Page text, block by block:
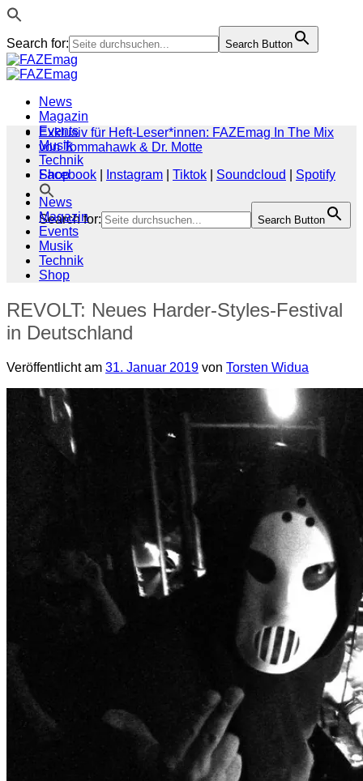
Search for: Search Button
Zum
Inhalt
News
Magazin
Events
Musik
Technik
Shop
Search for: Search Button
Exklusiv für Heft-Leser*innen: FAZEmag In The Mix
von Tommahawk & Dr. Motte
Facebook
Instagram Tiktok Soundcloud
Spotify
News
Magazin
Events
Musik
Technik
Shop
REVOLT: Neues Harder-Styles-Festival
in Deutschland
Veröffentlicht am 31. Januar 2019 von Torsten Widua